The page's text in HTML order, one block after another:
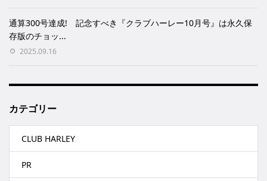
通算300号達成! 記念すべき『クラブハーレー10月号』は永久保
存版のチョッ...
2025.09.16
カテゴリー
CLUB HARLEY
PR